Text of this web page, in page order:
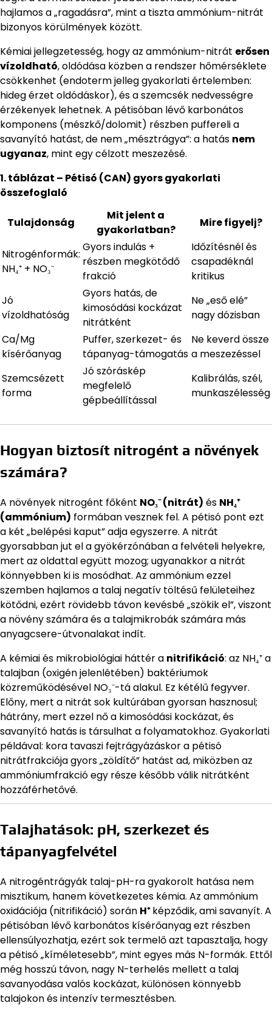
hajlamos a „ragadásra”, mint a tiszta ammónium-nitrát
bizonyos körülmények között.
Kémiai jellegzetesség, hogy az ammónium-nitrát erősen
vízoldható, oldódása közben a rendszer hőmérséklete
csökkenhet (endoterm jelleg gyakorlati értelemben:
hideg érzet oldódáskor), és a szemcsék nedvességre
érzékenyek lehetnek. A pétisóban lévő karbonátos
komponens (mészkő/dolomit) részben puffereli a
savanyító hatást, de nem „mésztrágya”: a hatás nem
ugyanaz, mint egy célzott meszezésé.
1. táblázat – Pétisó (CAN) gyors gyakorlati
összefoglaló
Tulajdonság
Mit jelent a
gyakorlatban?
Mire figyelj?
Nitrogénformák:
NH₄⁺ + NO₃⁻
Gyors indulás +
részben megkötődő
frakció
Időzítésnél és
csapadéknál
kritikus
Jó
vízoldhatóság
Gyors hatás, de
kimosódási kockázat
nitrátként
Ne „eső elé”
nagy dózisban
Ca/Mg
kísérőanyag
Puffer, szerkezet- és
tápanyag-támogatás
Ne keverd össze
a meszezéssel
Szemcsézett
forma
Jó szóráskép
megfelelő
gépbeállítással
Kalibrálás, szél,
munkaszélesség
Hogyan biztosít nitrogént a növények
számára?
A növények nitrogént főként NO₃⁻ (nitrát) és NH₄⁺
(ammónium) formában vesznek fel. A pétisó pont ezt
a két „belépési kaput” adja egyszerre. A nitrát
gyorsabban jut el a gyökérzónában a felvételi helyekre,
mert az oldattal együtt mozog; ugyanakkor a nitrát
könnyebben ki is mosódhat. Az ammónium ezzel
szemben hajlamos a talaj negatív töltésű felületeihez
kötődni, ezért rövidebb távon kevésbé „szökik el”, viszont
a növény számára és a talajmikrobák számára más
anyagcsere-útvonalakat indít.
A kémiai és mikrobiológiai háttér a nitrifikáció: az NH₄⁺ a
talajban (oxigén jelenlétében) baktériumok
közreműködésével NO₃⁻-tá alakul. Ez kétélű fegyver.
Előny, mert a nitrát sok kultúrában gyorsan hasznosul;
hátrány, mert ezzel nő a kimosódási kockázat, és
savanyító hatás is társulhat a folyamatokhoz. Gyakorlati
példával: kora tavaszi fejtrágyázáskor a pétisó
nitrátfrakciója gyors „zöldítő” hatást ad, miközben az
ammóniumfrakció egy része később válik nitrátként
hozzáférhetővé.
Talajhatások: pH, szerkezet és
tápanyagfelvétel
A nitrogéntrágyák talaj-pH-ra gyakorolt hatása nem
misztikum, hanem következetes kémia. Az ammónium
oxidációja (nitrifikáció) során H⁺képződik, ami savanyít. A
pétisóban lévő karbonátos kísérőanyag ezt részben
ellensúlyozhatja, ezért sok termelő azt tapasztalja, hogy
a pétisó „kíméletesebb”, mint egyes más N-formák. Ettől
még hosszú távon, nagy N-terhelés mellett a talaj
savanyodása valós kockázat, különösen könnyebb
talajokon és intenzív termesztésben.